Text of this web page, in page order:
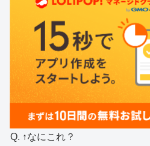
Q. ↑なにこれ？